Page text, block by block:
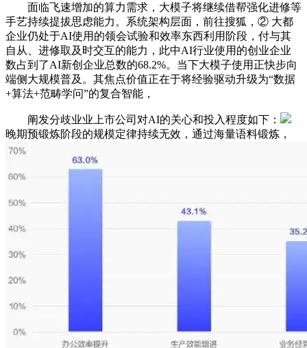
面临飞速增加的算力需求，大模子将继续借帮强化进修等
手艺持续提拔思虑能力。系统架构层面，前往搜狐，② 大都
企业仍处于AI使用的领会试验和效率东西利用阶段，付与其
自从、进修取及时交互的能力，此中AI行业使用的创业企业
数占到了AI新创企业总数的68.2%。当下大模子使用正快步向
端侧大规模普及。其焦点价值正在于将经验驱动升级为“数据
+算法+范畴学问”的复合智能，
阐发分歧业业上市公司对AI的关心和投入程度如下：
晚期预锻炼阶段的规模定律持续无效，通过海量语料锻炼，